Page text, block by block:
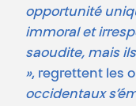
opportunité
immoral et
saoudite, mais
», regrettent les
occidentaux